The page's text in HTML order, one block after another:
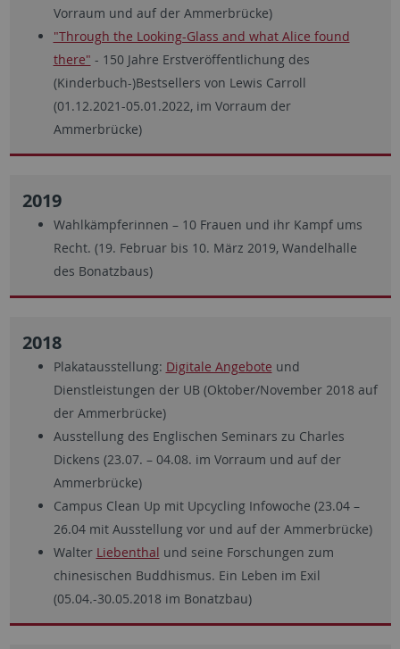
Vorraum und auf der Ammerbrücke)
"Through the Looking-Glass and what Alice found
there" - 150 Jahre Erstveröffentlichung des
(Kinderbuch-)Bestsellers von Lewis Carroll
(01.12.2021-05.01.2022, im Vorraum der
Ammerbrücke)
2019
Wahlkämpferinnen – 10 Frauen und ihr Kampf ums
Recht. (19. Februar bis 10. März 2019, Wandelhalle
des Bonatzbaus)
2018
Plakatausstellung: Digitale Angebote und
Dienstleistungen der UB (Oktober/November 2018 auf
der Ammerbrücke)
Ausstellung des Englischen Seminars zu Charles
Dickens (23.07. – 04.08. im Vorraum und auf der
Ammerbrücke)
Campus Clean Up mit Upcycling Infowoche (23.04 –
26.04 mit Ausstellung vor und auf der Ammerbrücke)
Walter Liebenthal und seine Forschungen zum
chinesischen Buddhismus. Ein Leben im Exil
(05.04.-30.05.2018 im Bonatzbau)